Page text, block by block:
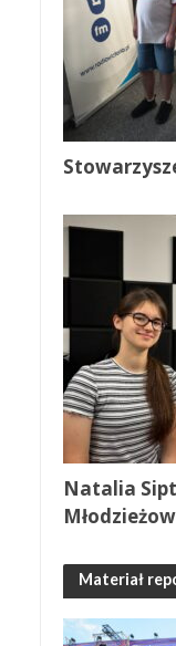
Natalia
Materiał